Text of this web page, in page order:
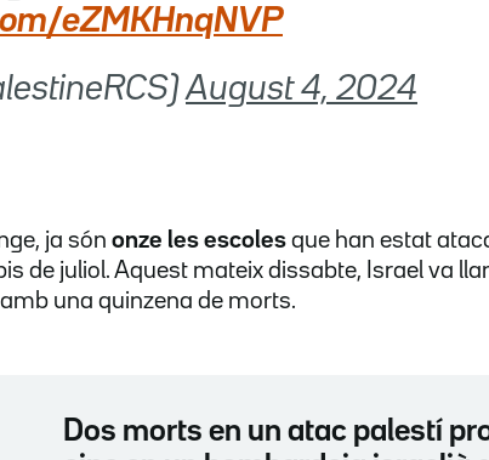
eZMKHnqNVP
August 4, 2024
ja són onze les escoles que han estat
de juliol. Aquest mateix dissabte, Israel va
una quinzena de morts.
Dos morts en un atac palestí